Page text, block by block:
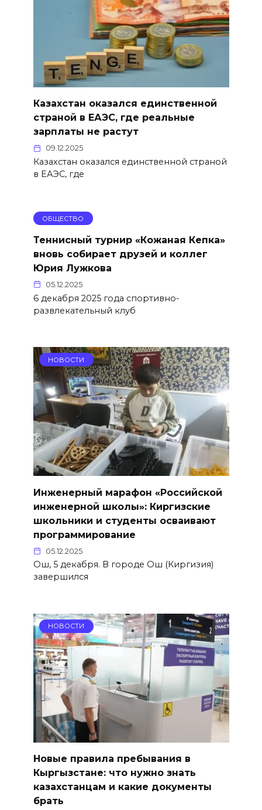
Казахстан оказался единственной
страной в ЕАЭС, где реальные
зарплаты не растут
09.12.2025
Казахстан оказался единственной страной
в ЕАЭС, где
ОБЩЕСТВО
Теннисный турнир «Кожаная Кепка»
вновь собирает друзей и коллег
Юрия Лужкова
05.12.2025
6 декабря 2025 года спортивно-
развлекательный клуб
НОВОСТИ
Инженерный марафон «Российской
инженерной школы»: Киргизские
школьники и студенты осваивают
программирование
05.12.2025
Ош, 5 декабря. В городе Ош (Киргизия)
завершился
НОВОСТИ
Новые правила пребывания в
Кыргызстане: что нужно знать
казахстанцам и какие документы
брать